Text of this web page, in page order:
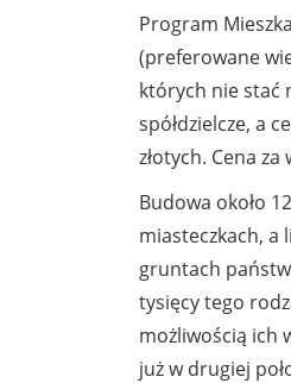
Program
(preferowane
których nie stać
spółdzielcze, a
złotych. Cena
Budowa około
miasteczkach, a
gruntach
tysięcy tego
możliwością ich
już w drugiej